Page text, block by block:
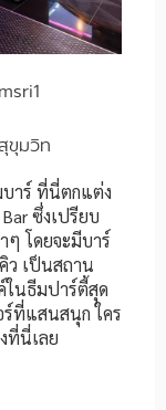
ขุมวิท
บาร์ ที่นี่ตกแต่ง
ซึ่งเปรียบ
ๆ โดยจะมีบาร์
ว เป็นสถาน
ในธีมปาร์ตี้สุด
ร์ที่แสนสนุก ใคร
ที่นี่เลย